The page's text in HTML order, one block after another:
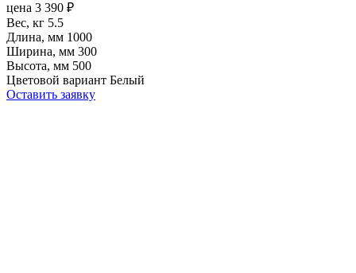
цена 3 390 ₽
Вес, кг 5.5
Длина, мм 1000
Ширина, мм 300
Высота, мм 500
Цветовой вариант Белый
Оставить заявку